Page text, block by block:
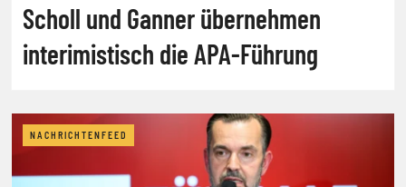
Scholl und Ganner übernehmen
interimistisch die APA-Führung
NACHRICHTENFEED